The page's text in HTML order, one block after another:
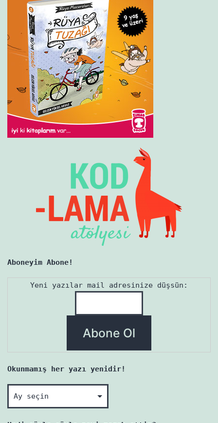
Aboneyim Abone!
Yeni yazılar mail adresinize düşsün:
Okunmamış her yazı yenidir!
Okunmamış
her
yazı